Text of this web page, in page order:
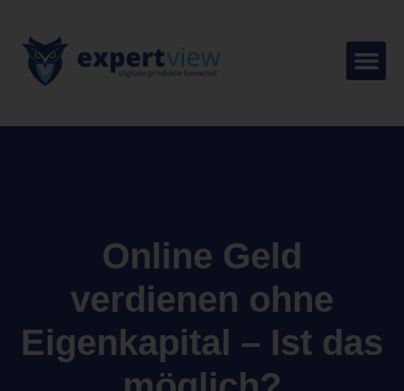
Online Geld
verdienen ohne
Eigenkapital – Ist das